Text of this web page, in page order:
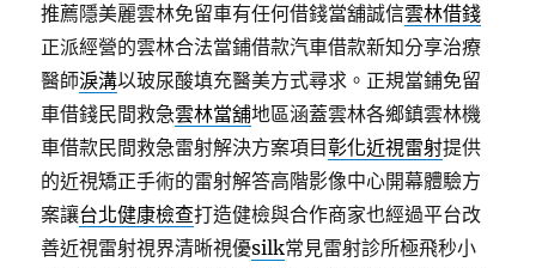
推薦隱美麗雲林免留車有任何借錢當舖誠信雲林借錢
正派經營的雲林合法當鋪借款汽車借款新知分享治療
醫師淚溝以玻尿酸填充醫美方式尋求。正規當鋪免留
車借錢民間救急雲林當舖地區涵蓋雲林各鄉鎮雲林機
車借款民間救急雷射解決方案項目彰化近視雷射提供
的近視矯正手術的雷射解答高階影像中心開幕體驗方
案讓台北健康檢查打造健檢與合作商家也經過平台改
善近視雷射視界清晰視優silk常見雷射診所極飛秒小